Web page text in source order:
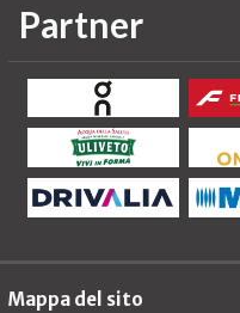
Partner
Mappa del sito